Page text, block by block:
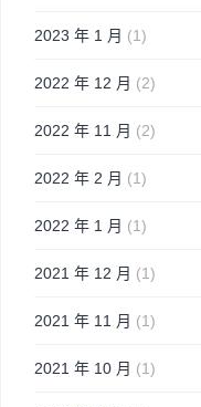
2023 年 1 月 (1)
2022 年 12 月 (2)
2022 年 11 月 (2)
2022 年 2 月 (1)
2022 年 1 月 (1)
2021 年 12 月 (1)
2021 年 11 月 (1)
2021 年 10 月 (1)